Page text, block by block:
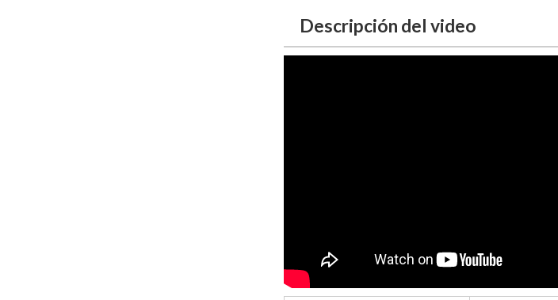
Descripción del video